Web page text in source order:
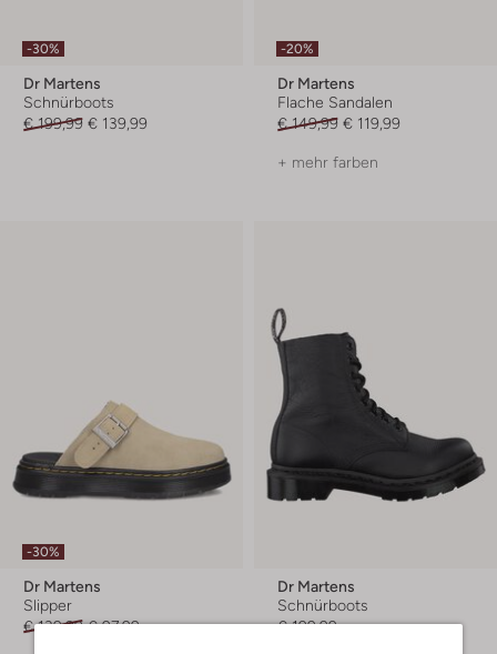
-30%
Dr Martens
Schnürboots
€ 199,99 € 139,99
-20%
Dr Martens
Flache Sandalen
€ 149,99 € 119,99
+ mehr farben
-30%
Dr Martens
Slipper
€ 139,99 € 97,99
Dr Martens
Schnürboots
€ 199,99